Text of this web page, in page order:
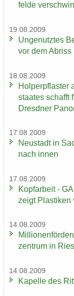
fel­de
19.08.2009
Un­ge­nutz­tes
vor dem Ab­riss
18.08.2009
Hol­per­pflas­ter
staa­tes schafft
Dresd­ner
17.08.2009
Neu­stadt in
nach innen
17.08.2009
Kopf­ar­beit -
zeigt Plas­ti­ken
14.08.2009
zen­trum in
14.08.2009
Ka­pel­le des